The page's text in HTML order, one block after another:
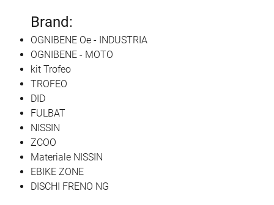
Brand:
OGNIBENE Oe - INDUSTRIA
OGNIBENE - MOTO
kit Trofeo
TROFEO
DID
FULBAT
NISSIN
ZCOO
Materiale NISSIN
EBIKE ZONE
DISCHI FRENO NG